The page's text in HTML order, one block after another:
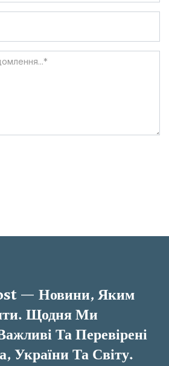
— Новини, Яким
Щодня Ми
Та Перевірені
України Та Світу.